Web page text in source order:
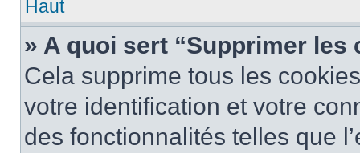
Haut
» A quoi sert “Supprimer les
Cela supprime tous les
votre identification et votre
des fonctionnalités telles que